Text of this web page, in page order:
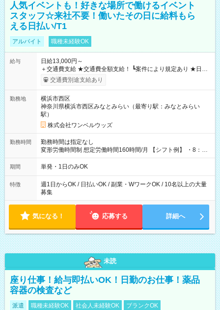
人気イベントも！好きな場所で働けるイベント
スタッフ☆来社不要！働いたその日に給料もら
える日払い/T1
アルバイト 職種未経験OK
給与
日給13,000円～
＋交通費支給 ★交通費全額支給！ ┗案件により規定あり ★日払
いOK！（規定あり） ┗働いたその日に現金GET♪ お仕事後はコ
ンビニATMから 日払い分を引き落とせます！ 【試用期間】試
交通費別途支給あり
勤務地
横浜市西区
神奈川県横浜市西区みなとみらい（最寄り駅：みなとみらい
駅）
株式会社ワンベルウッズ
勤務時間
勤務時間は指定なし
変形労働時間制 想定労働時間160時間/月 【シフト例】 ・8：00
～21：00
期間 単発・1日のみOK
特徴
週1日からOK / 日払いOK / 副業・WワークOK / 10名以上の大量
募集
気になる！ 応募する 詳細へ
未読
座り仕事！給与即払いOK！日勤のお仕事！薬品
容器の検査など
派遣 職種未経験OK 社会人未経験OK
ブランクOK